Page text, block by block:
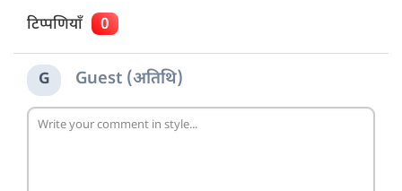
टिप्पणियाँ 0
G Guest (अतिथि)